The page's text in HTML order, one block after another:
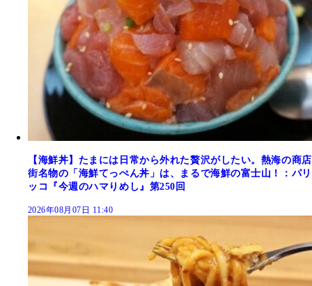
【海鮮丼】たまには日常から外れた贅沢がしたい。熱海の商店
街名物の「海鮮てっぺん丼」は、まるで海鮮の富士山！：パリ
ッコ『今週のハマりめし』第250回
2026年08月07日 11:40